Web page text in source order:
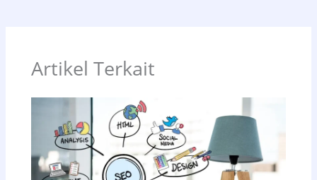
Artikel Terkait